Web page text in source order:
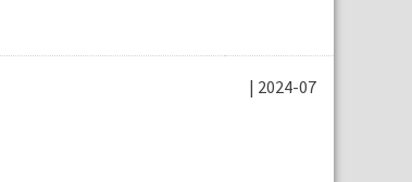
| 2024-07